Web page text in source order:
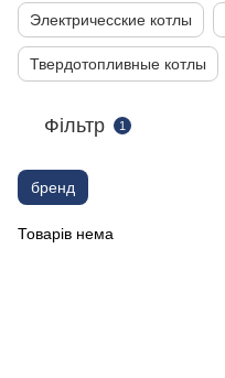
Электричесские котлы
Твердотопливные котлы
Фільтр 1
бренд
Товарів нема